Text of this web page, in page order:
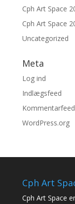
Cph Art Space
Cph Art Space
Uncategorized
Meta
Log ind
Indlægsfeed
Kommentarfeed
WordPress.org
Cph Art
Cph Art Space